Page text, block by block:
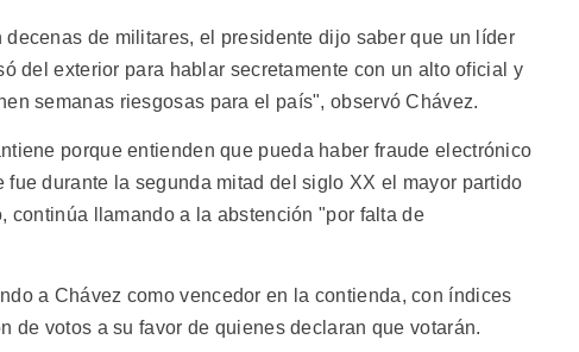
de militares, el presidente dijo saber que un líder
del exterior para hablar secretamente con un alto oficial y
semanas riesgosas para el país", observó Chávez.
porque entienden que pueda haber fraude electrónico
durante la segunda mitad del siglo XX el mayor partido
continúa llamando a la abstención "por falta de
a Chávez como vencedor en la contienda, con índices
de votos a su favor de quienes declaran que votarán.